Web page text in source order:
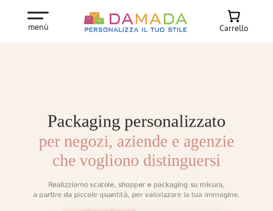
menù Carrello